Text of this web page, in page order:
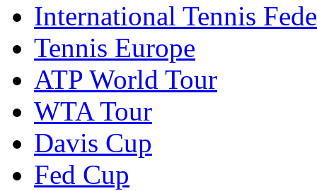
International Tennis
Tennis Europe
ATP World Tour
WTA Tour
Davis Cup
Fed Cup